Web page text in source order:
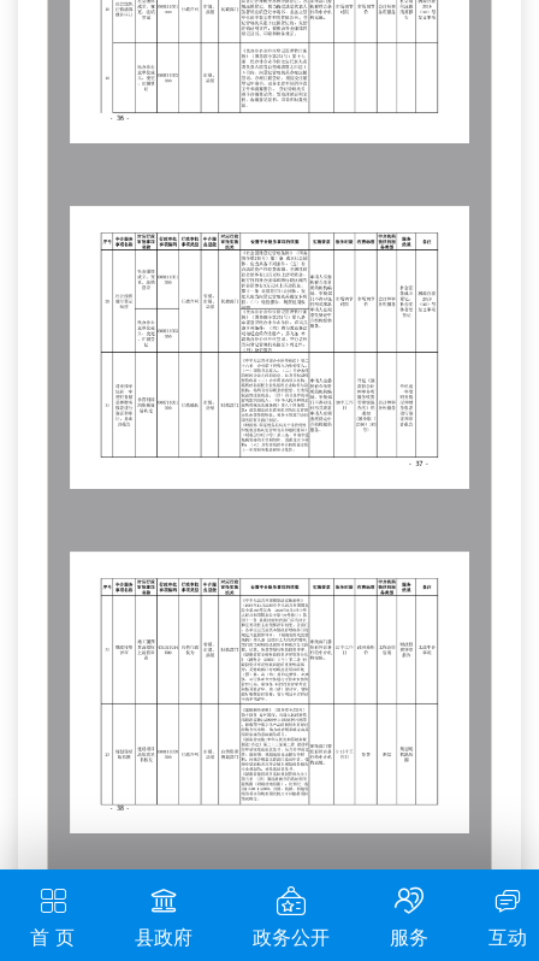
首 页 县政府 政务公开 服务 互动